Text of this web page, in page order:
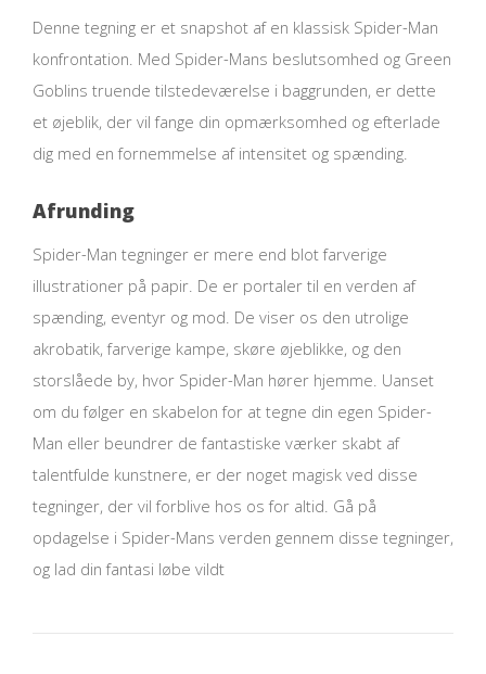
Denne tegning er et snapshot af en klassisk Spider-Man
konfrontation. Med Spider-Mans beslutsomhed og Green
Goblins truende tilstedeværelse i baggrunden, er dette
et øjeblik, der vil fange din opmærksomhed og efterlade
dig med en fornemmelse af intensitet og spænding.
Afrunding
Spider-Man tegninger er mere end blot farverige
illustrationer på papir. De er portaler til en verden af
spænding, eventyr og mod. De viser os den utrolige
akrobatik, farverige kampe, skøre øjeblikke, og den
storslåede by, hvor Spider-Man hører hjemme. Uanset
om du følger en skabelon for at tegne din egen Spider-
Man eller beundrer de fantastiske værker skabt af
talentfulde kunstnere, er der noget magisk ved disse
tegninger, der vil forblive hos os for altid. Gå på
opdagelse i Spider-Mans verden gennem disse tegninger,
og lad din fantasi løbe vildt